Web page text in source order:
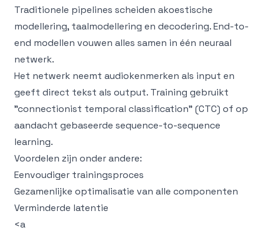
Traditionele pipelines scheiden akoestische
modellering, taalmodellering en decodering. End-to-
end modellen vouwen alles samen in één neuraal
netwerk.
Het netwerk neemt audiokenmerken als input en
geeft direct tekst als output. Training gebruikt
"connectionist temporal classification" (CTC) of op
aandacht gebaseerde sequence-to-sequence
learning.
Voordelen zijn onder andere:
Eenvoudiger trainingsproces
Gezamenlijke optimalisatie van alle componenten
Verminderde latentie
<a